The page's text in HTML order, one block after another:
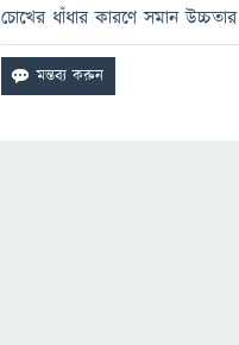
চোখের ধাঁধার কারণে সমান